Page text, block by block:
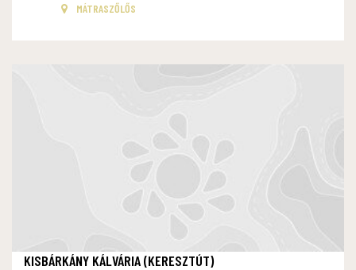
MÁTRASZŐLŐS
KISBÁRKÁNY KÁLVÁRIA (KERESZTÚT)